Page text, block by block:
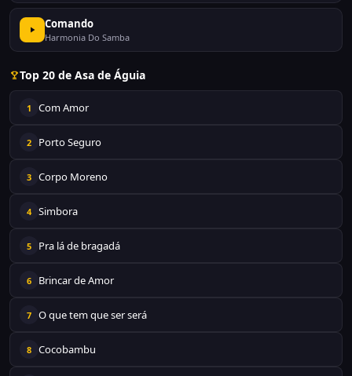
Comando
Harmonia Do Samba
Top 20 de Asa de Águia
1 Com Amor
2 Porto Seguro
3 Corpo Moreno
4 Simbora
5 Pra lá de bragadá
6 Brincar de Amor
7 O que tem que ser será
8 Cocobambu